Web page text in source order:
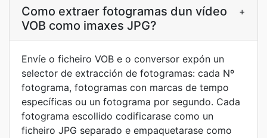
Como extraer fotogramas dun vídeo
VOB como imaxes JPG?
+
Envíe o ficheiro VOB e o conversor expón un
selector de extracción de fotogramas: cada Nº
fotograma, fotogramas con marcas de tempo
específicas ou un fotograma por segundo. Cada
fotograma escollido codificarase como un
ficheiro JPG separado e empaquetarase como